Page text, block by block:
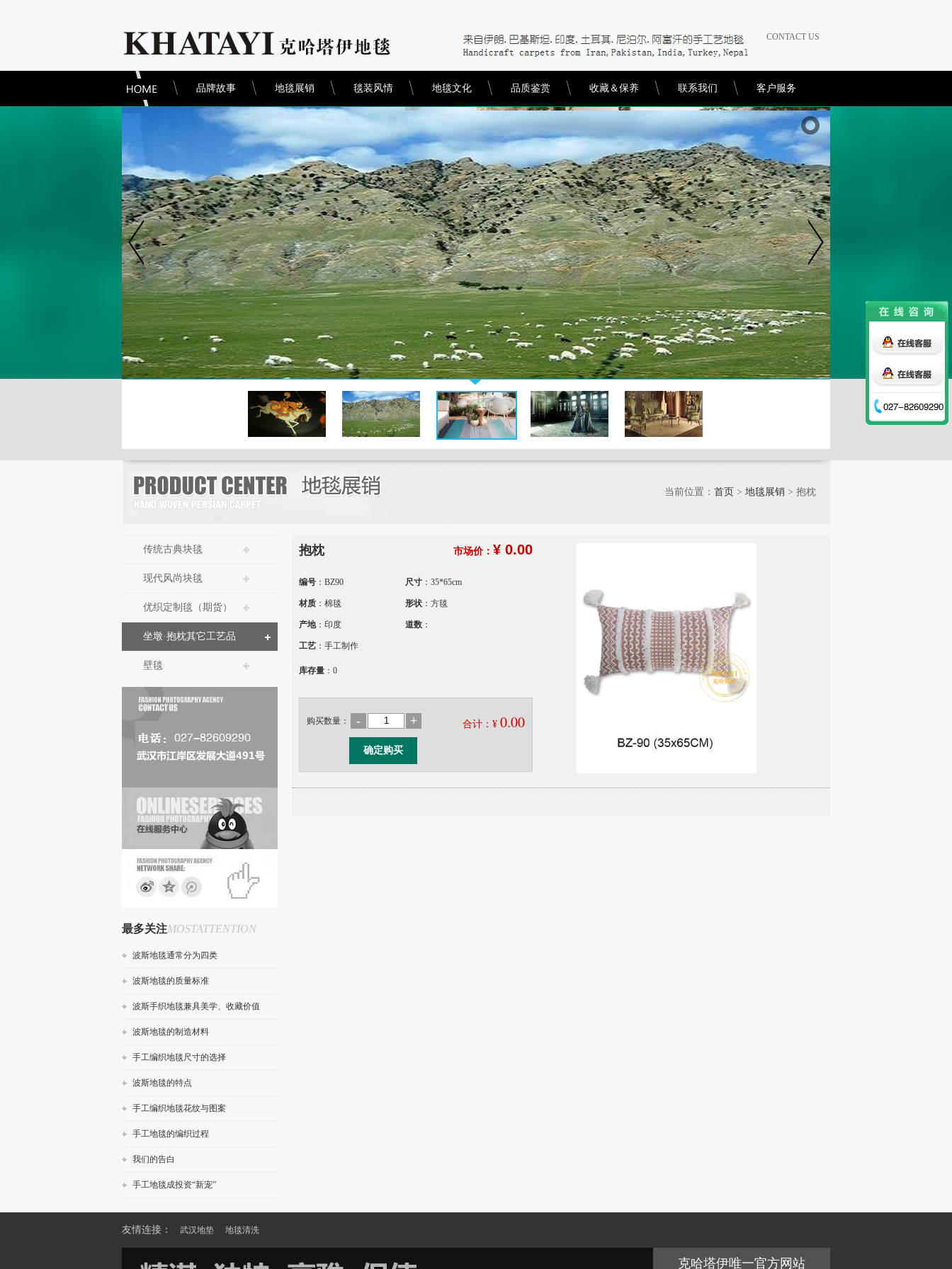
CONTACT US
品牌故事 地毯展销 毯装风情 地毯文化 品质鉴赏 收藏＆保养 联系我们 客户服务
纯手工工艺
当前位置： 首页 > 地毯展销 > 抱枕
传统古典块毯
现代风尚块毯
优织定制毯（期货）
坐墩·抱枕其它工艺品
壁毯
最多关注MOSTATTENTION
波斯地毯通常分为四类
波斯地毯的质量标准
波斯手织地毯兼具美学、收藏价值
波斯地毯的制造材料
手工编织地毯尺寸的选择
波斯地毯的特点
手工编织地毯花纹与图案
手工地毯的编织过程
我们的告白
手工地毯成投资“新宠”
市场价： ¥ 0.00
抱枕
编号 ：BZ90 尺寸 ：35*65cm
材质 ：棉毯 形状 ：方毯
产地：印度 道数 ：
工艺 ：手工制作
库存量 ：0
合计：¥ 0.00
购买数量： - +
友情连接： 武汉地垫 地毯清洗
克哈塔伊唯一官方网站